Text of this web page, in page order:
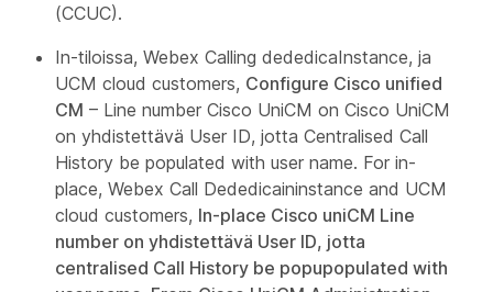
(CCUC).
In-tiloissa, Webex Calling dededicaInstance, ja
UCM cloud customers, Configure Cisco unified
CM – Line number Cisco UniCM on Cisco UniCM
on yhdistettävä User ID, jotta Centralised Call
History be populated with user name. For in-
place, Webex Call Dededicaininstance and UCM
cloud customers, In-place Cisco uniCM Line
number on yhdistettävä User ID, jotta
centralised Call History be popupopulated with